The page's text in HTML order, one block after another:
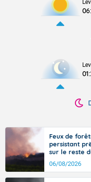
Feux de
persistant
sur le reste
06/08/2026